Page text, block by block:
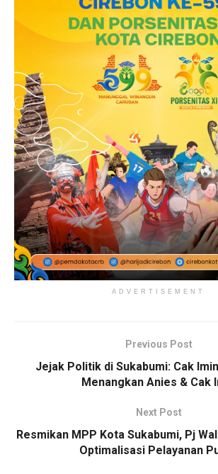
ADVERTISEMENT
Previous Post
Jejak Politik di Sukabumi: Cak
Menangkan Anies & Cak
Next Post
Resmikan MPP Kota Sukabumi, Pj
Optimalisasi Pelayanan